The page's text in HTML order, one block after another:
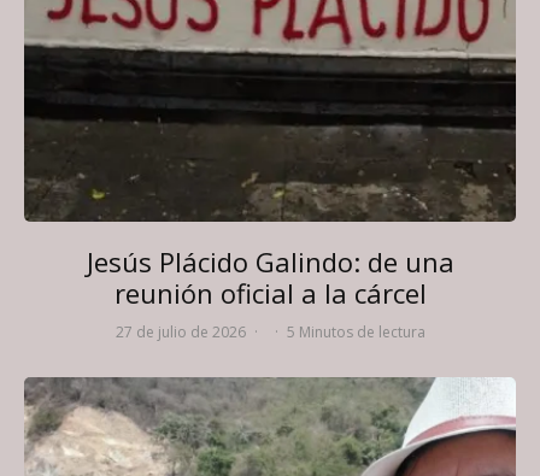
Jesús Plácido Galindo: de una
reunión oficial a la cárcel
27 de julio de 2026 · · 5 Minutos de lectura